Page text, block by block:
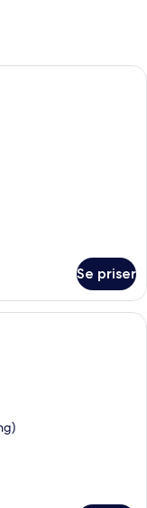
soveværelse med
Se priser
hotelværelse med